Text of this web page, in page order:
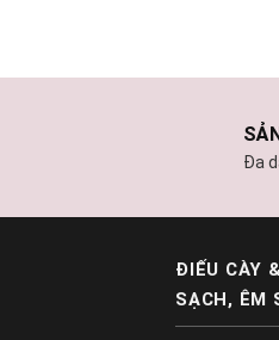
Đa
ĐIẾU CÀY
SẠCH, ÊM